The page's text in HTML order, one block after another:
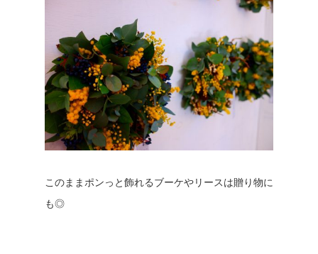
このままポンっと飾れるブーケやリースは贈り物に
も◎